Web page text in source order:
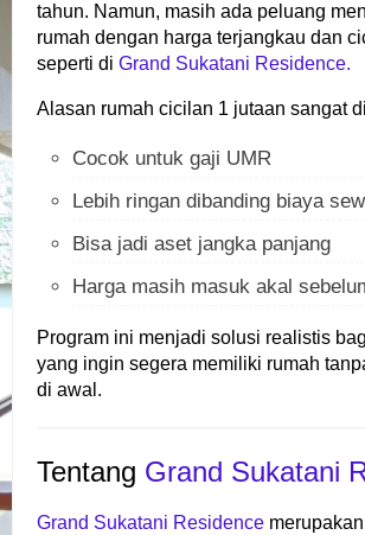
tahun. Namun, masih ada peluang
rumah dengan harga terjangkau dan
seperti di Grand Sukatani Residence.
Alasan rumah cicilan 1 jutaan sangat
Cocok untuk gaji UMR
Lebih ringan dibanding biaya
Bisa jadi aset jangka panjang
Harga masih masuk akal
Program ini menjadi solusi realistis
yang ingin segera memiliki rumah
di awal.
Tentang Grand Sukatani
Grand Sukatani Residence